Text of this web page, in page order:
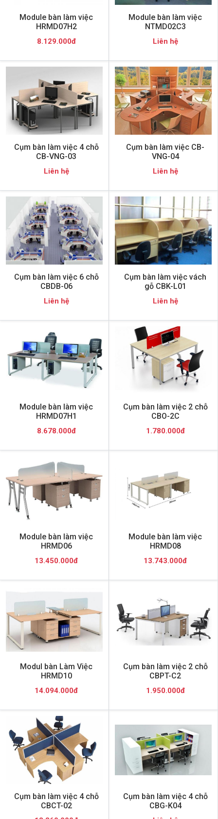
Module bàn làm việc
HRMD07H2
8.129.000đ
Module bàn làm việc
NTMD02C3
Liên hệ
Cụm bàn làm việc 4 chỗ
CB-VNG-03
Liên hệ
Cụm bàn làm việc CB-
VNG-04
Liên hệ
Cụm bàn làm việc 6 chỗ
CBDB-06
Liên hệ
Cụm bàn làm việc vách
gỗ CBK-L01
Liên hệ
Module bàn làm việc
HRMD07H1
8.678.000đ
Cụm bàn làm việc 2 chỗ
CBO-2C
1.780.000đ
Module bàn làm việc
HRMD06
13.450.000đ
Module bàn làm việc
HRMD08
13.743.000đ
Modul bàn Làm Việc
HRMD10
14.094.000đ
Cụm bàn làm việc 2 chỗ
CBPT-C2
1.950.000đ
Cụm bàn làm việc 4 chỗ
CBCT-02
Cụm bàn làm việc 4 chỗ
CBG-K04